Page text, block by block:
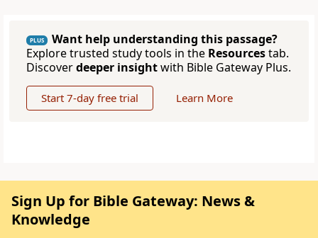
PLUS
Want help understanding this passage?
Explore trusted study tools in the Resourcestab.
Discoverdeeper insightwith Bible Gateway Plus.
Start 7-day free trial Learn More
Sign Up for Bible Gateway: News &
Knowledge